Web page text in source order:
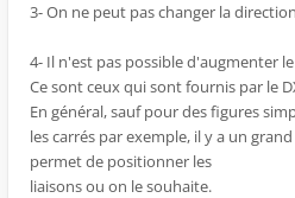
3- On ne peut pas changer la
4- Il n'est pas possible d'augmenter
Ce sont ceux qui sont fournis par le
En général, sauf pour des figures
les carrés par exemple, il y a un
permet de positionner les
liaisons ou on le souhaite.